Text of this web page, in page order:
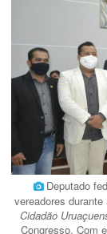
Deputado
vereadores
Cidadão
Congresso. Com